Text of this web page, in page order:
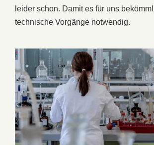
leider schon. Damit es für uns
technische Vorgänge notwendig.